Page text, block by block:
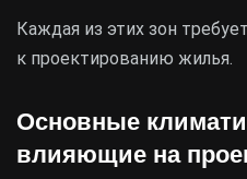
Каждая из этих зон
к проектированию жилья.
Основные
влияющие на